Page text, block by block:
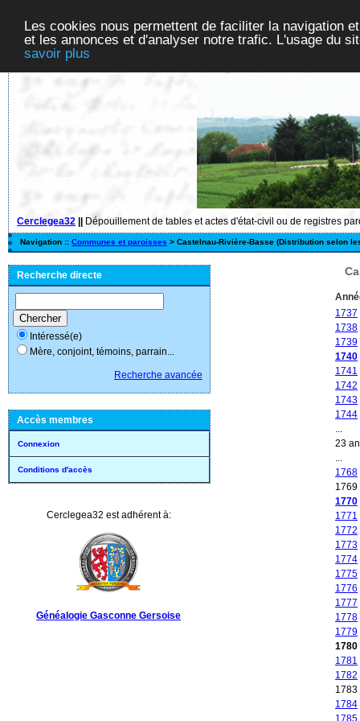
Les cookies nous permettent de faciliter la navigation
et les annonces et d'analyser notre trafic. L'usage du
savoir plus
Cerclegea32 Dépouillement de tables et actes d'état-civil ou de registres
Navigation :: Communes et paroisses > Castelnau-Rivière-Basse (Distribution selon
Recherche directe
Intéressé(e)
Mère, conjoint, témoins, parrain...
Recherche avancée
Accès membres
Connexion
Conditions d'accès
Cerclegea32 est adhérent à:
Généalogie Gasconne Gersoise
1737
1738
1739
1740
1741
1742
1743
1744
23
1768
1769
1770
1771
1772
1773
1774
1775
1776
1777
1778
1779
1780
1781
1782
1783
1784
1785